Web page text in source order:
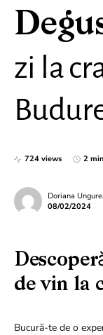
zi la
724 views 2
Doriana
08/02/2024
de vin la
Bucură-te de o